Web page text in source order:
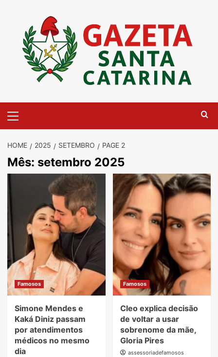
content
Menu
HOME 2025 SETEMBRO PAGE 2
Mês: setembro 2025
Famosos
Simone Mendes e
Kaká Diniz passam
por atendimentos
médicos no mesmo
dia
Famosos
Cleo explica decisão
de voltar a usar
sobrenome da mãe,
Gloria Pires
assessoriadefamosos